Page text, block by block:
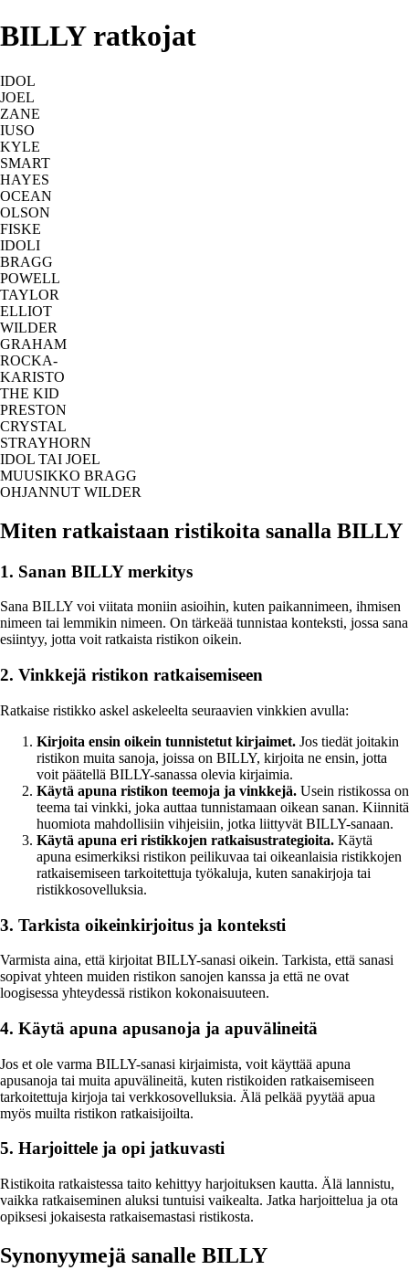
BILLY ratkojat
IDOL
JOEL
ZANE
IUSO
KYLE
SMART
HAYES
OCEAN
OLSON
FISKE
IDOLI
BRAGG
POWELL
TAYLOR
ELLIOT
WILDER
GRAHAM
ROCKA-
KARISTO
THE KID
PRESTON
CRYSTAL
STRAYHORN
IDOL TAI JOEL
MUUSIKKO BRAGG
OHJANNUT WILDER
Miten ratkaistaan ristikoita sanalla BILLY
1. Sanan BILLY merkitys
Sana BILLY voi viitata moniin asioihin, kuten paikannimeen, ihmisen
nimeen tai lemmikin nimeen. On tärkeää tunnistaa konteksti, jossa sana
esiintyy, jotta voit ratkaista ristikon oikein.
2. Vinkkejä ristikon ratkaisemiseen
Ratkaise ristikko askel askeleelta seuraavien vinkkien avulla:
Kirjoita ensin oikein tunnistetut kirjaimet. Jos tiedät joitakin
ristikon muita sanoja, joissa on BILLY, kirjoita ne ensin, jotta
voit päätellä BILLY-sanassa olevia kirjaimia.
Käytä apuna ristikon teemoja ja vinkkejä. Usein ristikossa on
teema tai vinkki, joka auttaa tunnistamaan oikean sanan. Kiinnitä
huomiota mahdollisiin vihjeisiin, jotka liittyvät BILLY-sanaan.
Käytä apuna eri ristikkojen ratkaisustrategioita. Käytä
apuna esimerkiksi ristikon peilikuvaa tai oikeanlaisia ristikkojen
ratkaisemiseen tarkoitettuja työkaluja, kuten sanakirjoja tai
ristikkosovelluksia.
3. Tarkista oikeinkirjoitus ja konteksti
Varmista aina, että kirjoitat BILLY-sanasi oikein. Tarkista, että sanasi
sopivat yhteen muiden ristikon sanojen kanssa ja että ne ovat
loogisessa yhteydessä ristikon kokonaisuuteen.
4. Käytä apuna apusanoja ja apuvälineitä
Jos et ole varma BILLY-sanasi kirjaimista, voit käyttää apuna
apusanoja tai muita apuvälineitä, kuten ristikoiden ratkaisemiseen
tarkoitettuja kirjoja tai verkkosovelluksia. Älä pelkää pyytää apua
myös muilta ristikon ratkaisijoilta.
5. Harjoittele ja opi jatkuvasti
Ristikoita ratkaistessa taito kehittyy harjoituksen kautta. Älä lannistu,
vaikka ratkaiseminen aluksi tuntuisi vaikealta. Jatka harjoittelua ja ota
opiksesi jokaisesta ratkaisemastasi ristikosta.
Synonyymejä sanalle BILLY